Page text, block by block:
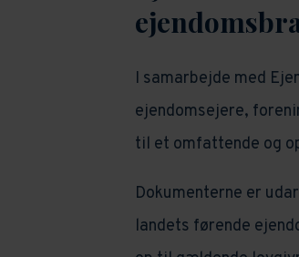
I samarbejde med
ejendomsejere,
til et omfattende og
Dokumenterne er
landets førende